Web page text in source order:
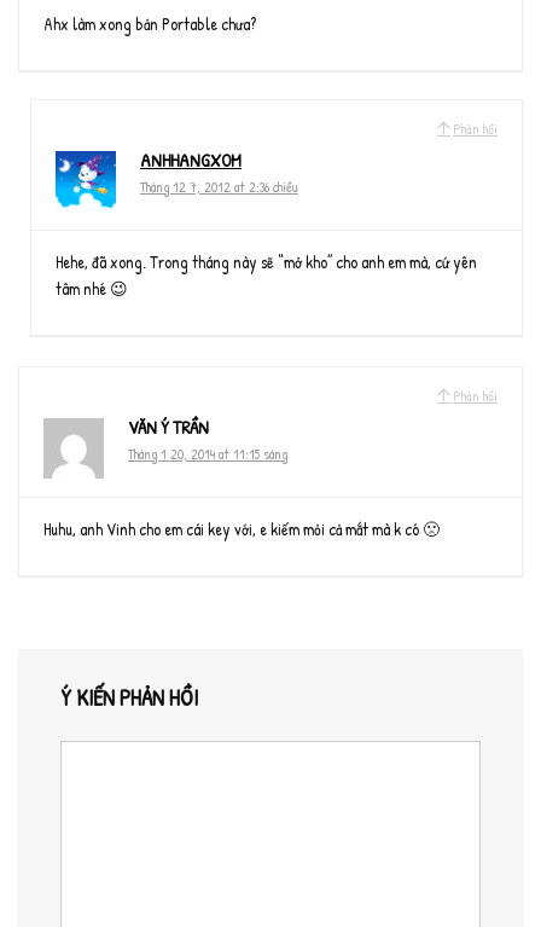
Ahx làm xong bản Portable chưa?
Phản hồi
ANHHANGXOM
Tháng 12 7, 2012 at 2:36 chiều
Hehe, đã xong. Trong tháng này sẽ “mở kho” cho anh em mà, cứ yên
tâm nhé 😉
Phản hồi
VĂN Ý TRẦN
Tháng 1 20, 2014 at 11:15 sáng
Huhu, anh Vinh cho em cái key với, e kiếm mỏi cả mắt mà k có 🙁
Ý KIẾN PHẢN HỒI